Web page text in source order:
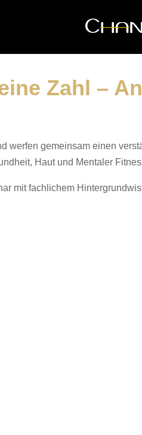
Zahl –
werfen gemeinsam einen
Haut und Mentaler
mit fachlichem